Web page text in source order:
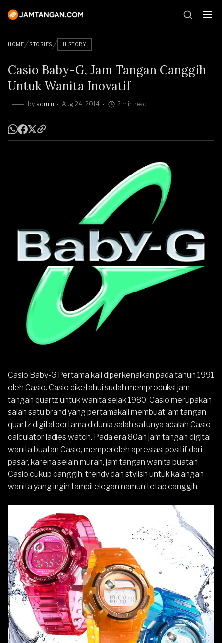
HOME STORIES HISTORY
Casio Baby-G, Jam Tangan Canggih
Untuk Wanita Inovatif
by admin Aug 24, 2014 2 min read
Casio Baby-G Pertama kali diperkenalkan pada tahun 1991
oleh Casio. Casio diketahui sudah memproduksi jam
tangan quartz untuk wanita sejak 1980. Casio merupakan
salah satu brand yang pertamakali membuat jam tangan
quartz digital pertama didunia salah satunya adalah Casio
calculator ladies watch. Pada era 80an jam tangan digital
wanita buatan Casio, memperoleh apresiasi positif dari
pasar, karena selain murah, jam tangan wanita buatan
Casio cukup canggih, trendy dan stylish untuk kalangan
wanita yang ingin tampil elegan namun tetap canggih.